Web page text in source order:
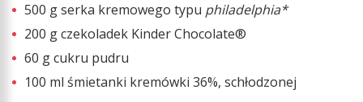
500 g serka kremowego typu philadelphia*
200 g czekoladek Kinder Chocolate®
60 g cukru pudru
100 ml śmietanki kremówki 36%, schłodzonej